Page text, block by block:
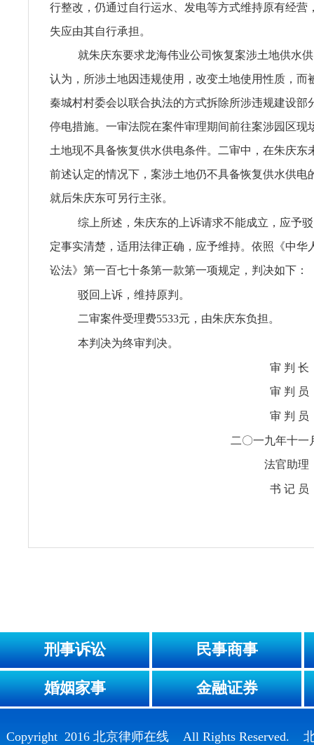
行整改，仍通过自行运水、发电等方式维持原有经营
失应由其自行承担。
就朱庆东要求龙海伟业公司恢复案涉土地供水
认为，所涉土地因违规使用，改变土地使用性质，而
秦城村村委会以联合执法的方式拆除所涉违规建设部
停电措施。一审法院在案件审理期间前往案涉园区现
土地现不具备恢复供水供电条件。二审中，在朱庆东
前述认定的情况下，案涉土地仍不具备恢复供水供电
就后朱庆东可另行主张。
综上所述，朱庆东的上诉请求不能成立，应予
定事实清楚，适用法律正确，应予维持。依照《中华
讼法》第一百七十条第一款第一项规定，判决如下：
驳回上诉，维持原判。
二审案件受理费5533元，由朱庆东负担。
本判决为终审判决。
审 判
审 判
审 判
二〇一九年十一
法官助
书 记
刑事诉讼 民事商事
婚姻家事 金融证券
Copyright 2016 北京律师在线 All Rights Reserved.